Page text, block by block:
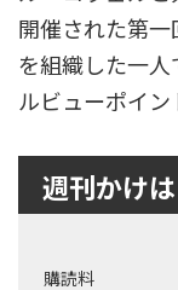
開催された第一
を組織した一
ルビューポイン
週刊かけ
購読料